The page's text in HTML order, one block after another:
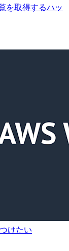
を取得するハッ
けたい